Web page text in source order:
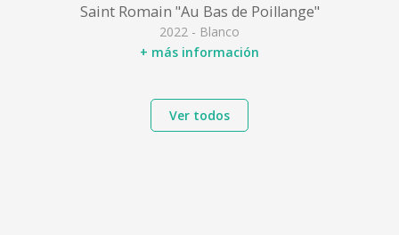
Saint Romain "Au Bas de Poillange"
2022 - Blanco
+ más información
Ver todos